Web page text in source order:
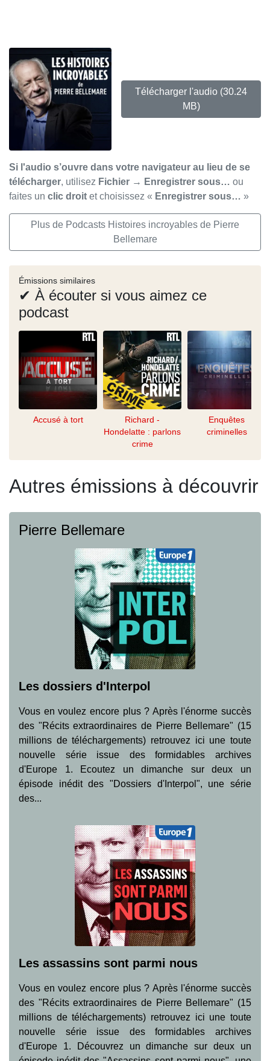
Télécharger l'audio (30.24
MB)
Si l'audio s’ouvre dans votre navigateur au lieu de se
télécharger, utilisez Fichier → Enregistrer sous… ou
faites un clic droit et choisissez « Enregistrer sous… »
Plus de Podcasts Histoires incroyables de Pierre
Bellemare
Émissions similaires
✔ À écouter si vous aimez ce
podcast
Accusé à tort
Richard -
Hondelatte : parlons
crime
Enquêtes
criminelles
Autres émissions à découvrir
Pierre Bellemare
Les dossiers d'Interpol
Vous en voulez encore plus ? Après l'énorme succès
des "Récits extraordinaires de Pierre Bellemare" (15
millions de téléchargements) retrouvez ici une toute
nouvelle série issue des formidables archives
d'Europe 1. Ecoutez un dimanche sur deux un
épisode inédit des "Dossiers d'Interpol", une série
des...
Les assassins sont parmi nous
Vous en voulez encore plus ? Après l'énorme succès
des "Récits extraordinaires de Pierre Bellemare" (15
millions de téléchargements) retrouvez ici une toute
nouvelle série issue des formidables archives
d'Europe 1. Découvrez un dimanche sur deux un